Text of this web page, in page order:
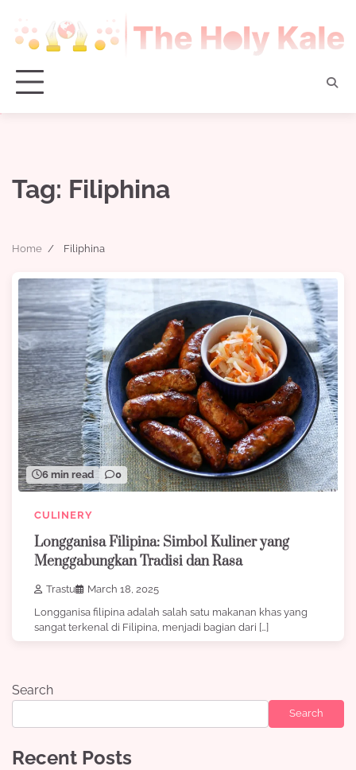
content
Tag: Filiphina
Home Filiphina
6 min read 0
CULINERY
Longganisa Filipina: Simbol Kuliner yang
Menggabungkan Tradisi dan Rasa
Trastu
March 18, 2025
Longganisa filipina adalah salah satu makanan khas yang
sangat terkenal di Filipina, menjadi bagian dari […]
Search
Search
Recent Posts